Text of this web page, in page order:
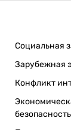
Социальная
Зарубежная
Конфликт
безопасность